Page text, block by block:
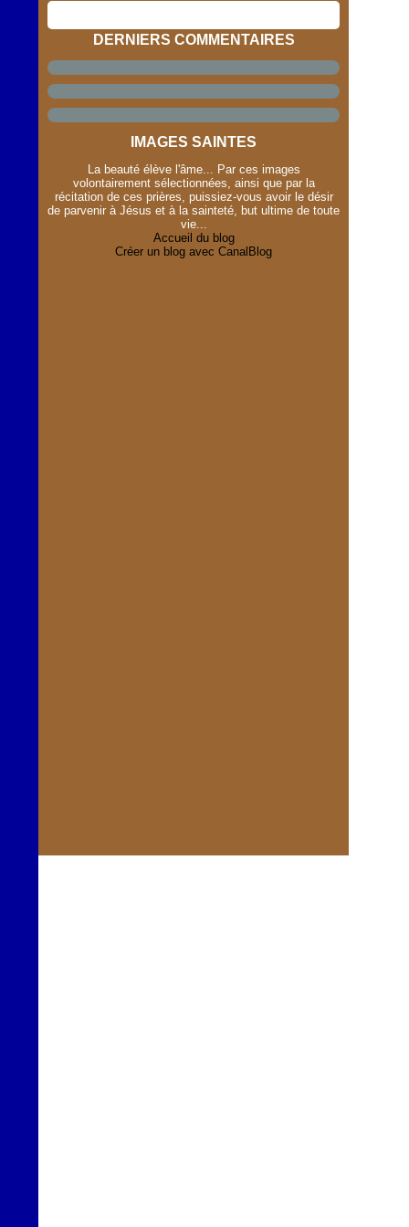
DERNIERS COMMENTAIRES
IMAGES SAINTES
La beauté élève l'âme... Par ces images
volontairement sélectionnées, ainsi que par la
récitation de ces prières, puissiez-vous avoir le désir
de parvenir à Jésus et à la sainteté, but ultime de toute
vie...
Accueil du blog
Créer un blog avec CanalBlog